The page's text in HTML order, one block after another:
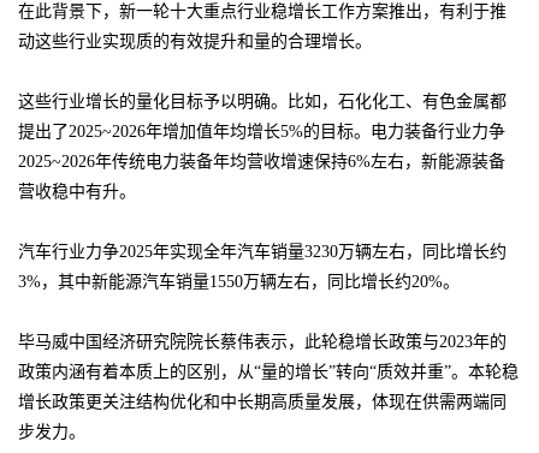
在此背景下，新一轮十大重点行业稳增长工作方案推出，有利于推
动这些行业实现质的有效提升和量的合理增长。
这些行业增长的量化目标予以明确。比如，石化化工、有色金属都
提出了2025~2026年增加值年均增长5%的目标。电力装备行业力争
2025~2026年传统电力装备年均营收增速保持6%左右，新能源装备
营收稳中有升。
汽车行业力争2025年实现全年汽车销量3230万辆左右，同比增长约
3%，其中新能源汽车销量1550万辆左右，同比增长约20%。
毕马威中国经济研究院院长蔡伟表示，此轮稳增长政策与2023年的
政策内涵有着本质上的区别，从“量的增长”转向“质效并重”。本轮稳
增长政策更关注结构优化和中长期高质量发展，体现在供需两端同
步发力。